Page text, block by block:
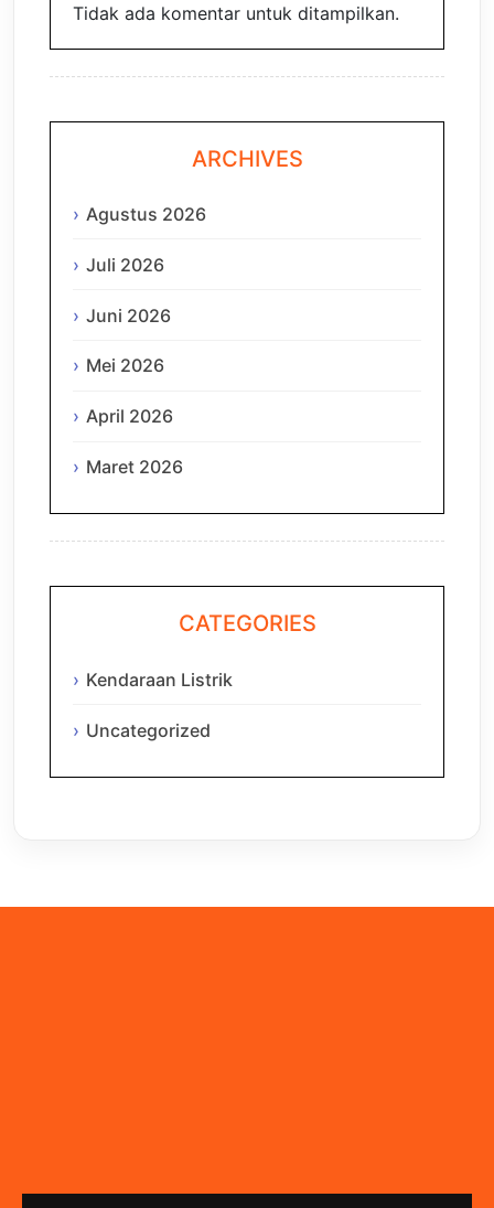
Tidak ada komentar untuk ditampilkan.
ARCHIVES
Agustus 2026
Juli 2026
Juni 2026
Mei 2026
April 2026
Maret 2026
CATEGORIES
Kendaraan Listrik
Uncategorized